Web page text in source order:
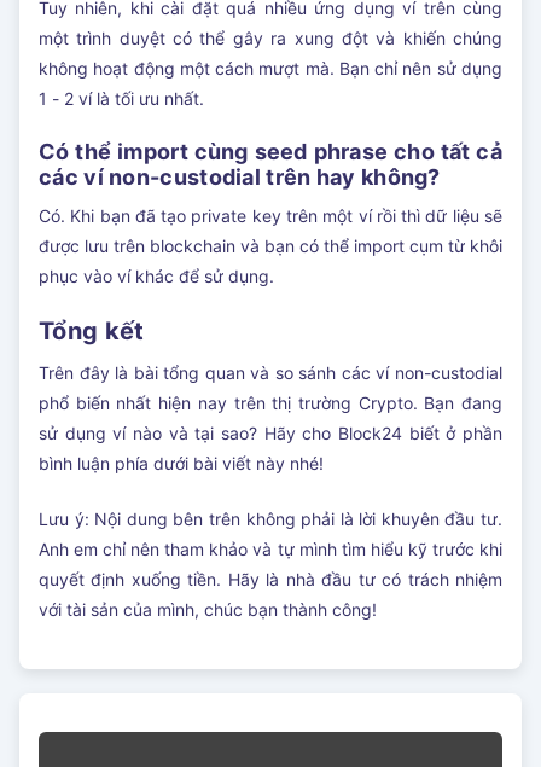
Tuy nhiên, khi cài đặt quá nhiều ứng dụng ví trên cùng
một trình duyệt có thể gây ra xung đột và khiến chúng
không hoạt động một cách mượt mà. Bạn chỉ nên sử dụng
1 - 2 ví là tối ưu nhất.
Có thể import cùng seed phrase cho tất cả
các ví non-custodial trên hay không?
Có. Khi bạn đã tạo private key trên một ví rồi thì dữ liệu sẽ
được lưu trên blockchain và bạn có thể import cụm từ khôi
phục vào ví khác để sử dụng.
Tổng kết
Trên đây là bài tổng quan và so sánh các ví non-custodial
phổ biến nhất hiện nay trên thị trường Crypto. Bạn đang
sử dụng ví nào và tại sao? Hãy cho Block24 biết ở phần
bình luận phía dưới bài viết này nhé!
Lưu ý: Nội dung bên trên không phải là lời khuyên đầu tư.
Anh em chỉ nên tham khảo và tự mình tìm hiểu kỹ trước khi
quyết định xuống tiền. Hãy là nhà đầu tư có trách nhiệm
với tài sản của mình, chúc bạn thành công!